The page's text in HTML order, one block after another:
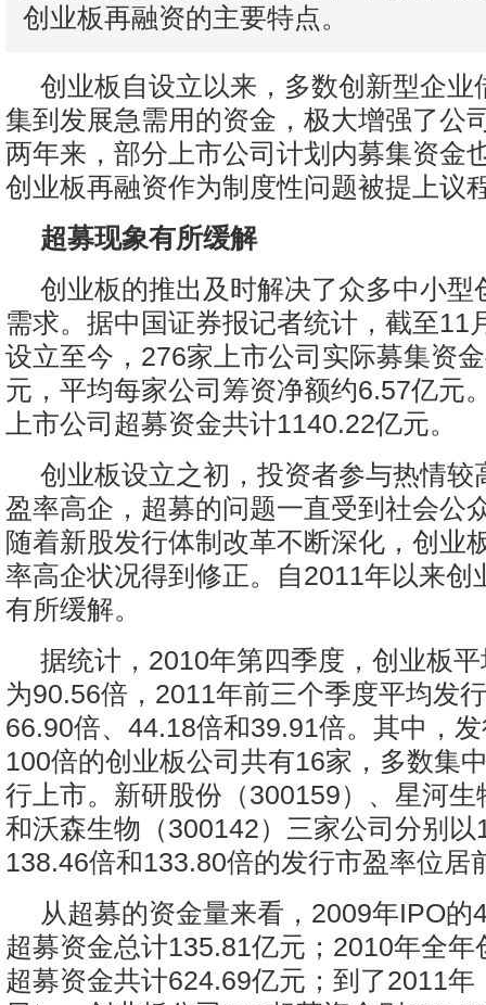
创业板再融资的主要特点。
创业板自设立以来，多数创新型企业
集到发展急需用的资金，极大增强了公
两年来，部分上市公司计划内募集资金
创业板再融资作为制度性问题被提上议
超募现象有所缓解
创业板的推出及时解决了众多中小型
需求。据中国证券报记者统计，截至11
设立至今，276家上市公司实际募集资
元，平均每家公司筹资净额约6.57亿元
上市公司超募资金共计1140.22亿元。
创业板设立之初，投资者参与热情较
盈率高企，超募的问题一直受到社会公
随着新股发行体制改革不断深化，创业
率高企状况得到修正。自2011年以来创
有所缓解。
据统计，2010年第四季度，创业板
为90.56倍，2011年前三个季度平均发
66.90倍、44.18倍和39.91倍。其中，
100倍的创业板公司共有16家，多数集
行上市。新研股份（300159）、星河生
和沃森生物（300142）三家公司分别以
138.46倍和133.80倍的发行市盈率位居
从超募的资金量来看，2009年IPO的
超募资金总计135.81亿元；2010年全年
超募资金共计624.69亿元；到了2011年